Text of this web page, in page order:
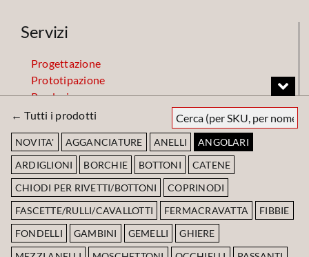
← Tutti i prodotti
NOVITA' AGGANCIATURE ANELLI
ANGOLARI
ARDIGLIONI
BORCHIE BOTTONI
CATENE
CHIODI PER RIVETTI/BOTTONI
COPRINODI
FASCETTE/RULLI/CAVALLOTTI
FERMACRAVATTA
FIBBIE
FONDELLI
GAMBINI GEMELLI
GHIERE
Servizi
Progettazione
Prototipazione
Produzione
Finiture
Codice Etico
Scarica Codice Etico